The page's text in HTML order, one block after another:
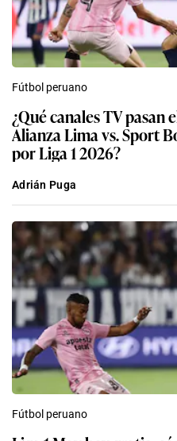
Fútbol peruano
¿Qué canales TV
Alianza Lima vs. Sport
por Liga 1 2026?
Adrián Puga
Fútbol peruano